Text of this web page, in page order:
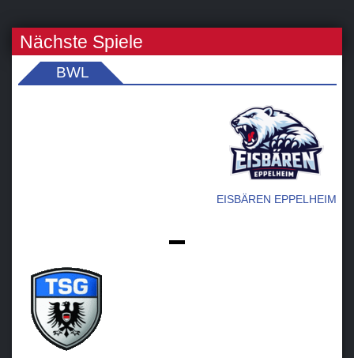
Nächste Spiele
BWL
EISBÄREN EPPELHEIM
-